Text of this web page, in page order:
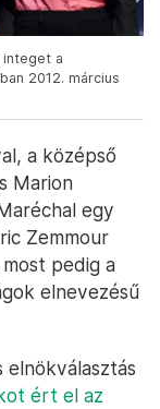
integet a
2012. március
a középső
Marion
egy
Zemmour
pedig a
elnevezésű
ért el az